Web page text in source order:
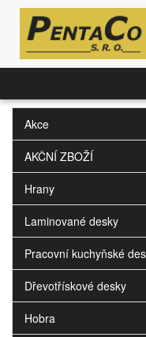
Akce
AKČNÍ ZBOŽÍ
Hrany
Laminované desky
Pracovní kuchyňské
Dřevotřískové desky
Hobra